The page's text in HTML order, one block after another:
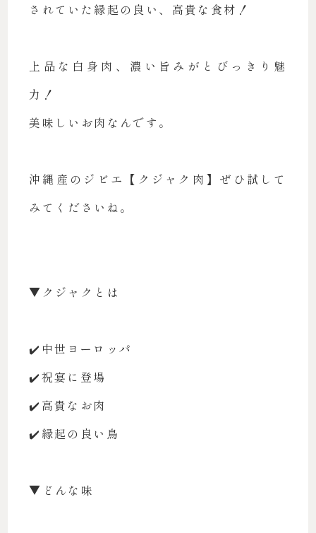
されていた縁起の良い、高貴な食材！
上品な白身肉、濃い旨みがとびっきり魅
力！
美味しいお肉なんです。
沖縄産のジビエ【クジャク肉】ぜひ試して
みてくださいね。
▼クジャクとは
✔️中世ヨーロッパ
✔️祝宴に登場
✔️高貴なお肉
✔️縁起の良い鳥
▼どんな味